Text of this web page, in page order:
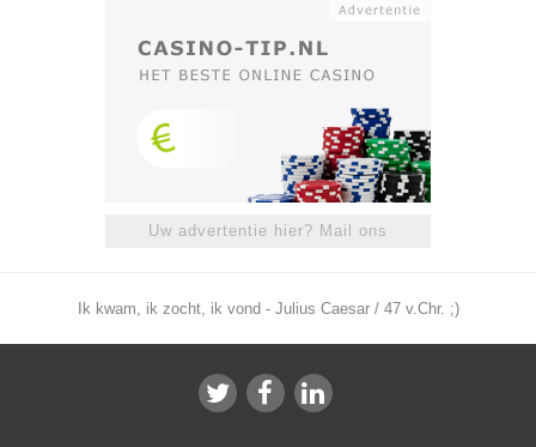
Uw advertentie hier? Mail ons
Ik kwam, ik zocht, ik vond - Julius Caesar / 47 v.Chr. ;)